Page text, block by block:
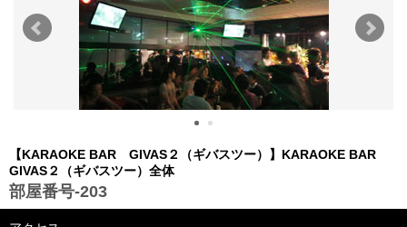
【KARAOKE BAR GIVAS２（ギバスツー）】KARAOKE BAR
GIVAS２（ギバスツー）全体
部屋番号-203